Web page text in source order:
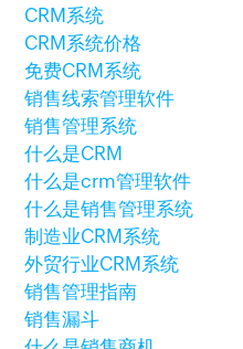
CRM系统
CRM系统价格
免费CRM系统
销售线索管理软件
销售管理系统
什么是CRM
什么是crm管理软件
什么是销售管理系统
制造业CRM系统
外贸行业CRM系统
销售管理指南
销售漏斗